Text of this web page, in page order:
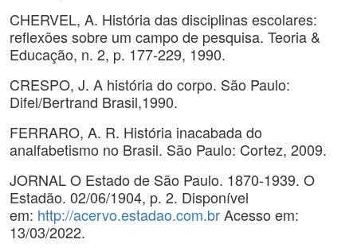
CHERVEL, A. História das disciplinas escolares:
reflexões sobre um campo de pesquisa. Teoria &
Educação, n. 2, p. 177-229, 1990.
CRESPO, J. A história do corpo. São Paulo:
Difel/Bertrand Brasil,1990.
FERRARO, A. R. História inacabada do
analfabetismo no Brasil. São Paulo: Cortez, 2009.
JORNAL O Estado de São Paulo. 1870-1939. O
Estadão. 02/06/1904, p. 2. Disponível
em: http://acervo.estadao.com.brAcesso em:
13/03/2022.